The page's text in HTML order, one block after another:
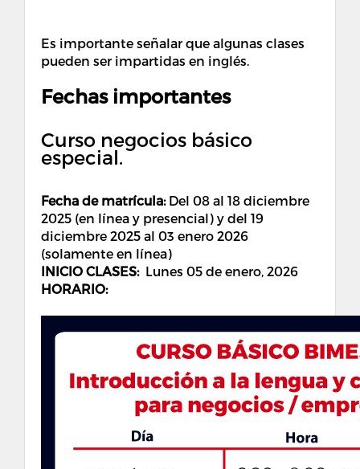
Es importante señalar que algunas clases
pueden ser impartidas en inglés.
Fechas importantes
Curso negocios básico
especial.
Fecha de matrícula:Del 08 al 18 diciembre
2025 (en línea y presencial) y del 19
diciembre 2025 al 03 enero 2026
(solamente en línea)
INICIO CLASES: Lunes 05 de enero, 2026
HORARIO: